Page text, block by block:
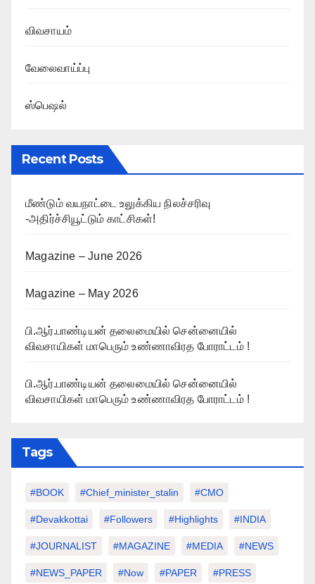
விவசாயம்
வேலைவாய்ப்பு
ஸ்பெஷல்
Recent Posts
மீண்டும் வயநாட்டை உலுக்கிய நிலச்சரிவு
-அதிர்ச்சியூட்டும் காட்சிகள்!
Magazine – June 2026
Magazine – May 2026
பி.ஆர்.பாண்டியன் தலைமையில் சென்னையில்
விவசாயிகள் மாபெரும் உண்ணாவிரத போராட்டம் !
பி.ஆர்.பாண்டியன் தலைமையில் சென்னையில்
விவசாயிகள் மாபெரும் உண்ணாவிரத போராட்டம் !
Tags
#BOOK #chief_minister_stalin #CMO
#devakkottai #followers #highlights #INDIA
#JOURNALIST #MAGAZINE #MEDIA #NEWS
#NEWS_PAPER #Now #PAPER #PRESS